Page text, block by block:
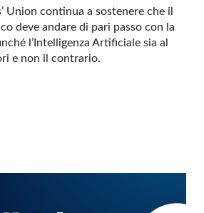
Union continua a sostenere che il
deve andare di pari passo con la
l’Intelligenza Artificiale sia al
e non il contrario.